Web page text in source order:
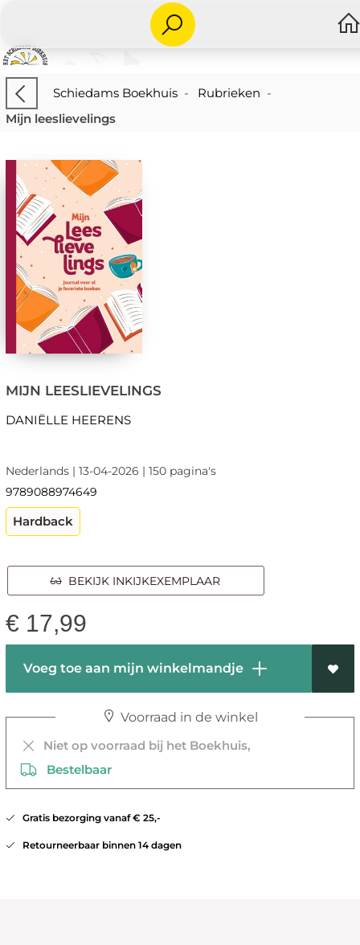
Schiedams Boekhuis- Rubrieken -
Mijn leeslievelings
MIJN LEESLIEVELINGS
DANIËLLE HEERENS
Nederlands | 13-04-2026 | 150 pagina's
9789088974649
Hardback
BEKIJK INKIJKEXEMPLAAR
€ 17,99
Voeg toe aan mijn winkelmandje
Voorraad in de winkel
Niet op voorraad bij het Boekhuis,
Bestelbaar
Gratis bezorging vanaf € 25,-
Retourneerbaar binnen 14 dagen